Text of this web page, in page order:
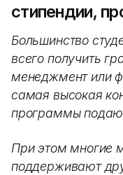
стипендии,
Большинство
всего получить
менеджмент или
самая высокая
программы
При этом многие
поддерживают